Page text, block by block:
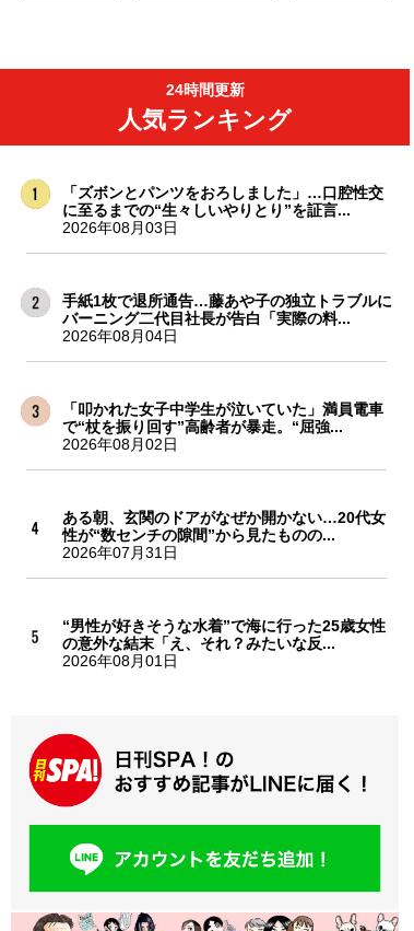
24時間更新
人気ランキング
「ズボンとパンツをおろしました」…口腔性交
に至るまでの“生々しいやりとり”を証言...
2026年08月03日
手紙1枚で退所通告…藤あや子の独立トラブルに
バーニング二代目社長が告白「実際の料...
2026年08月04日
「叩かれた女子中学生が泣いていた」満員電車
で“杖を振り回す”高齢者が暴走。“屈強...
2026年08月02日
ある朝、玄関のドアがなぜか開かない…20代女
性が“数センチの隙間”から見たものの...
2026年07月31日
“男性が好きそうな水着”で海に行った25歳女性
の意外な結末「え、それ？みたいな反...
2026年08月01日